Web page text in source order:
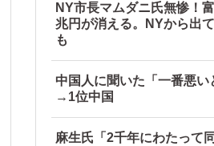
！！！！他NY市長マムダニ氏無惨！
兆円が消える。NYから出
も
中国人に聞いた「一番悪
→1位中国
麻生氏「2千年にわたって